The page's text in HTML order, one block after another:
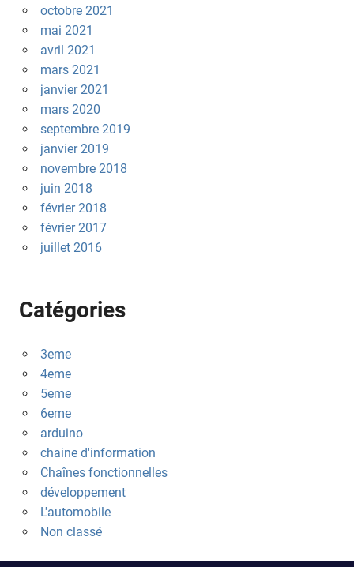
octobre 2021
mai 2021
avril 2021
mars 2021
janvier 2021
mars 2020
septembre 2019
janvier 2019
novembre 2018
juin 2018
février 2018
février 2017
juillet 2016
Catégories
3eme
4eme
5eme
6eme
arduino
chaine d'information
Chaînes fonctionnelles
développement
L'automobile
Non classé